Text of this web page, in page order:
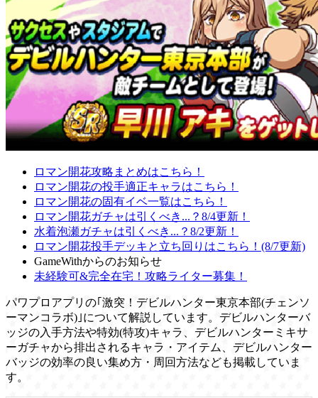
ロマン開花攻略まとめはこちら！
ロマン開花の投手適正キャラはこちら！
ロマン開花の固有イベ一覧はこちら！
ロマン開花ガチャは引くべき...？8/4更新！
水着泡瀬ガチャは引くべき...？8/2更新！
ロマン開花投手デッキと立ち回りはこちら！(8/7更新)
GameWithからのお知らせ
未経験可&完全在宅！攻略ライター募集！
パワプロアプリの｢激突！デビルハンター東京本部(チェンソ
ーマンコラボ)｣について解説しています。デビルハンターバ
ッジの入手方法や特効(特攻)キャラ、デビルハンターミキサ
ーガチャから排出されるキャラ・アイテム、デビルハンター
バッジの効率の良い集め方・周回方法なども掲載していま
す。